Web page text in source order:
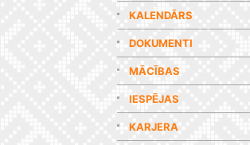
KALENDĀRS
DOKUMENTI
MĀCĪBAS
IESPĒJAS
KARJERA